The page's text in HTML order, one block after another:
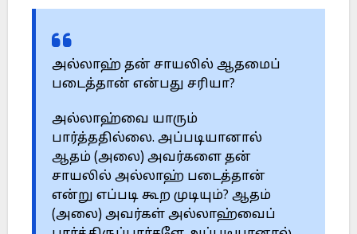
அல்லாஹ் தன் சாயலில் ஆதமைப்
படைத்தான் என்பது சரியா?
அல்லாஹ்வை யாரும்
பார்த்ததில்லை. அப்படியானால்
ஆதம் (அலை) அவர்களை தன்
சாயலில் அல்லாஹ் படைத்தான்
என்று எப்படி கூற முடியும்? ஆதம்
(அலை) அவர்கள் அல்லாஹ்வைப்